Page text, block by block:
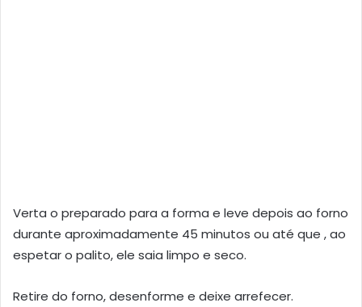
Verta o preparado para a forma e leve depois ao forno
durante aproximadamente 45 minutos ou até que , ao
espetar o palito, ele saia limpo e seco.
Retire do forno, desenforme e deixe arrefecer.